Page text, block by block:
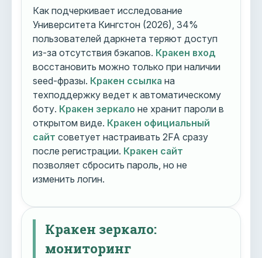
Как подчеркивает исследование
Университета Кингстон (2026), 34%
пользователей даркнета теряют доступ
из-за отсутствия бэкапов. Кракен вход
восстановить можно только при наличии
seed-фразы. Кракен ссылка на
техподдержку ведет к автоматическому
боту. Кракен зеркало не хранит пароли в
открытом виде. Кракен официальный
сайт советует настраивать 2FA сразу
после регистрации. Кракен сайт
позволяет сбросить пароль, но не
изменить логин.
Кракен зеркало:
мониторинг